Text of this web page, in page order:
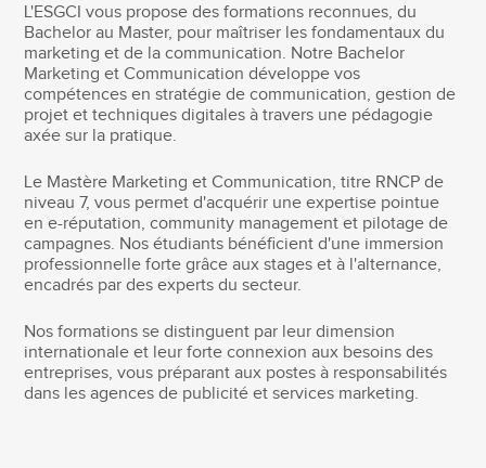
L'ESGCI vous propose des formations reconnues, du
Bachelor au Master, pour maîtriser les fondamentaux du
marketing et de la communication. Notre Bachelor
Marketing et Communication développe vos
compétences en stratégie de communication, gestion de
projet et techniques digitales à travers une pédagogie
axée sur la pratique.
Le Mastère Marketing et Communication, titre RNCP de
niveau 7, vous permet d'acquérir une expertise pointue
en e-réputation, community management et pilotage de
campagnes. Nos étudiants bénéficient d'une immersion
professionnelle forte grâce aux stages et à l'alternance,
encadrés par des experts du secteur.
Nos formations se distinguent par leur dimension
internationale et leur forte connexion aux besoins des
entreprises, vous préparant aux postes à responsabilités
dans les agences de publicité et services marketing.